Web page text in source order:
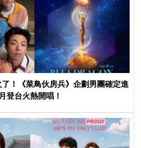
了！《菜鳥伙房兵》企劃男團確定進
登台火熱開唱！